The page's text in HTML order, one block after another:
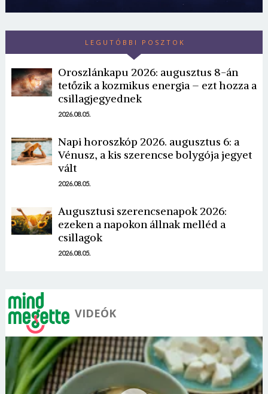
LEGUTÓBBI POSZTOK
Oroszlánkapu 2026: augusztus 8-án
tetőzik a kozmikus energia – ezt hozza a
csillagjegyednek
2026.08.05.
Napi horoszkóp 2026. augusztus 6: a
Vénusz, a kis szerencse bolygója jegyet
vált
2026.08.05.
Augusztusi szerencsenapok 2026:
ezeken a napokon állnak melléd a
csillagok
2026.08.05.
VIDEÓK
Borsonline bejelentkezés